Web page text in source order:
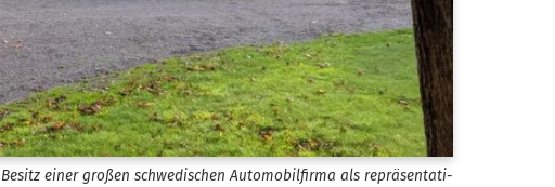
einer gro­ßen schwe­di­schen Auto­mo­bil­fir­ma als reprä­sen­ta­ti­